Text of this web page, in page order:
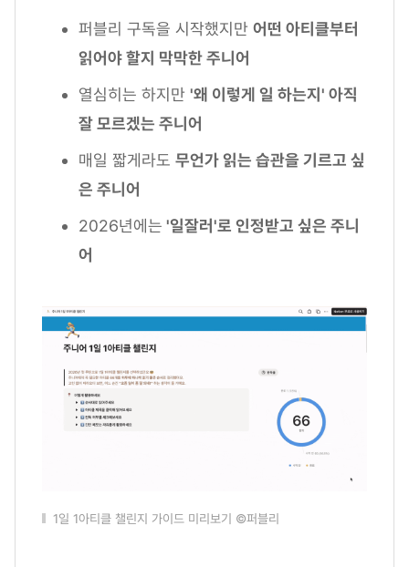
퍼블리 구독을 시작했지만 어떤 아티클부터
읽어야 할지 막막한 주니어
열심히는 하지만 '왜 이렇게 일 하는지' 아직
잘 모르겠는 주니어
매일 짧게라도 무언가 읽는 습관을 기르고 싶
은 주니어
2026년에는 '일잘러'로 인정받고 싶은 주니
어
1일 1아티클 챌린지 가이드 미리보기 ©퍼블리